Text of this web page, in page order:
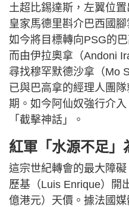
土超比錫達斯，左翼位
皇家馬德里斟介巴西國
如今將目標轉向PSG的巴
而由伊拉奧拿（Andoni
尋找穆罕默德沙拿（Mo
已與巴高拿的經理人團
期。如今阿仙奴強行介
「截擊神話」。
紅軍「水源不足」
這宗世紀轉會的最大障
歷基（Luis Enrique）開
億港元）天價。據法國